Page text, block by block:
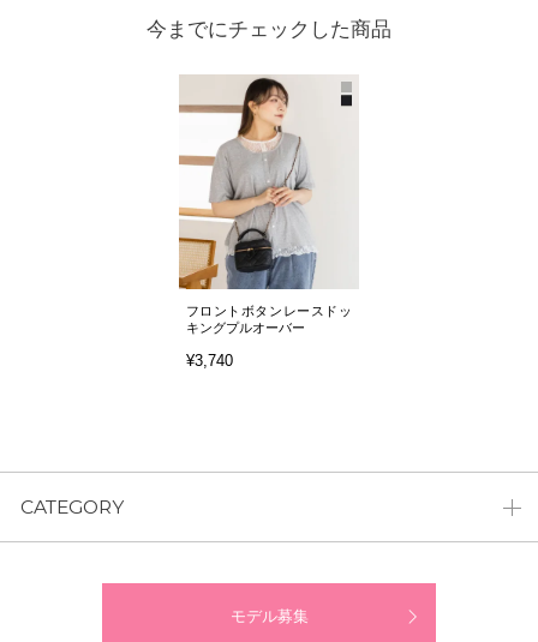
今までにチェックした商品
フロントボタンレースドッ
キングプルオーバー
¥3,740
CATEGORY
モデル募集